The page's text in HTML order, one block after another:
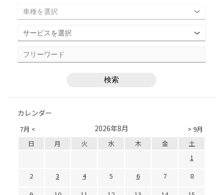
カレンダー
7月 < > 9月
2026年8月
日 月 火 水 木 金
土
1
2
3 4 5 6 7
8